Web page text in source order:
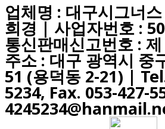
업체명 : 대구시그너
희경 | 사업자번호 :
통신판매신고번호 :
주소 : 대구 광역시 중
51 (용덕동 2-21) |
5234, Fax. 053-427-